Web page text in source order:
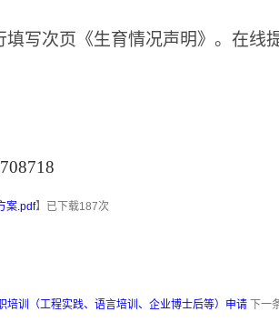
写次页《生育情况声明》。在线
案.pdf】已下载187次
培训（工程实践、语言培训、企业博士后等）申请 下一